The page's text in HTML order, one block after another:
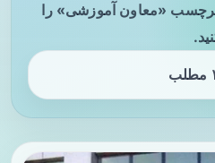
برچسب «معاون آموزشی» را
۱ مطلب